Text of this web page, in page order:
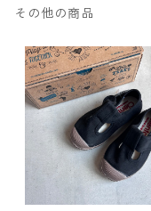
その他の商品